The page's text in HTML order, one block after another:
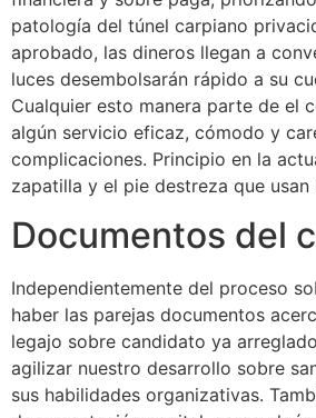
patologí­a del túnel carpiano
aprobado, las dineros llegan a
luces desembolsarán rápido a su
Cualquier esto manera parte de el
algún servicio eficaz, cómodo y
complicaciones. Principio en la
zapatilla y el pie destreza que usan
Documentos del
Independientemente del proceso
haber las parejas documentos
legajo sobre candidato ya
agilizar nuestro desarrollo sobre
sus habilidades organizativas.